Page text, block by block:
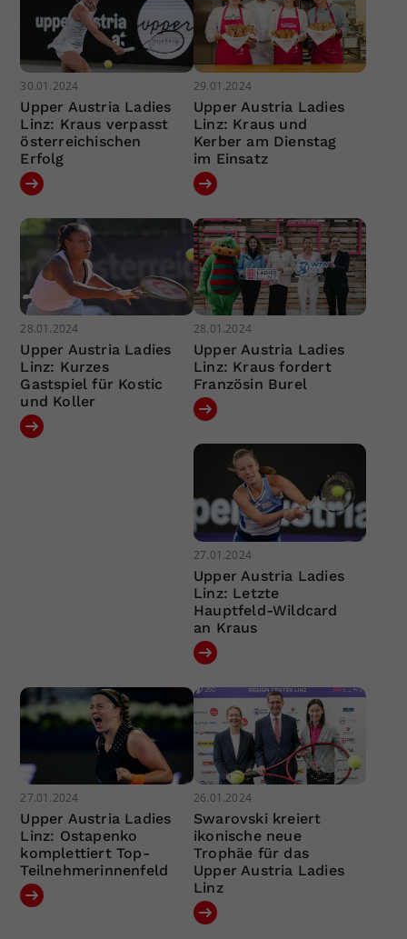
30.01.2024
Upper Austria Ladies
Linz: Kraus verpasst
österreichischen
Erfolg
29.01.2024
Upper Austria Ladies
Linz: Kraus und
Kerber am Dienstag
im Einsatz
28.01.2024
Upper Austria Ladies
Linz: Kurzes
Gastspiel für Kostic
und Koller
28.01.2024
Upper Austria Ladies
Linz: Kraus fordert
Französin Burel
27.01.2024
Upper Austria Ladies
Linz: Letzte
Hauptfeld-Wildcard
an Kraus
27.01.2024
Upper Austria Ladies
Linz: Ostapenko
komplettiert Top-
Teilnehmerinnenfeld
26.01.2024
Swarovski kreiert
ikonische neue
Trophäe für das
Upper Austria Ladies
Linz